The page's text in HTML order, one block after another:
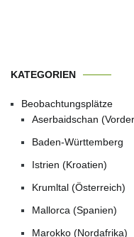
KATEGORIEN
Beobachtungsplätze
Aserbaidschan
Baden-Württemberg
Istrien (Kroatien)
Krumltal (Österreich)
Mallorca (Spanien)
Marokko (Nordafrika)